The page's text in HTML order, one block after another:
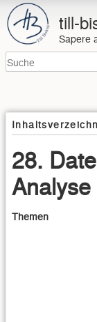
till-
Sapere
28.
Analyse
Themen